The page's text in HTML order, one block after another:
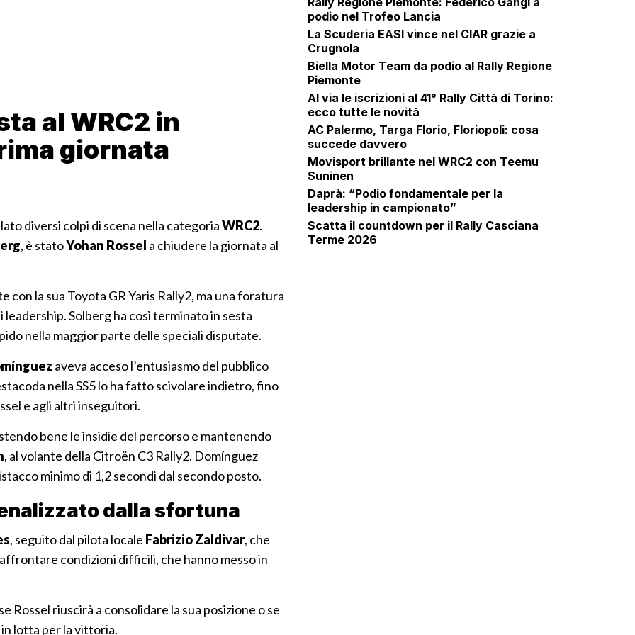
al WRC2 in
giornata
diversi colpi di scena nella categoriaWRC2.
, è statoYohan Rossel a chiudere la giornata al
la sua Toyota GR Yaris Rally2, ma una foratura
leadership. Solberg ha così terminato in sesta
nella maggior parte delle speciali disputate.
aveva acceso l’entusiasmo del pubblico
nella SS5 lo ha fatto scivolare indietro, fino
e agli altri inseguitori.
bene le insidie del percorso e mantenendo
, al volante della Citroën C3 Rally2. Domínguez
minimo di 1,2 secondi dal secondo posto.
dalla sfortuna
, seguito dal pilota locale Fabrizio Zaldivar, che
condizioni difficili, che hanno messo in
Rossel riuscirà a consolidare la sua posizione o se
lotta per la vittoria.
podio nel Trofeo Lancia
La Scuderia EASI vince nel CIAR grazie a
Crugnola
Biella Motor Team da podio al Rally Regione
Piemonte
Al via le iscrizioni al 41° Rally Città di Torino:
ecco tutte le novità
AC Palermo, Targa Florio, Floriopoli: cosa
succede davvero
Movisport brillante nel WRC2 con Teemu
Suninen
Daprà: “Podio fondamentale per la
leadership in campionato”
Scatta il countdown per il Rally Casciana
Terme 2026